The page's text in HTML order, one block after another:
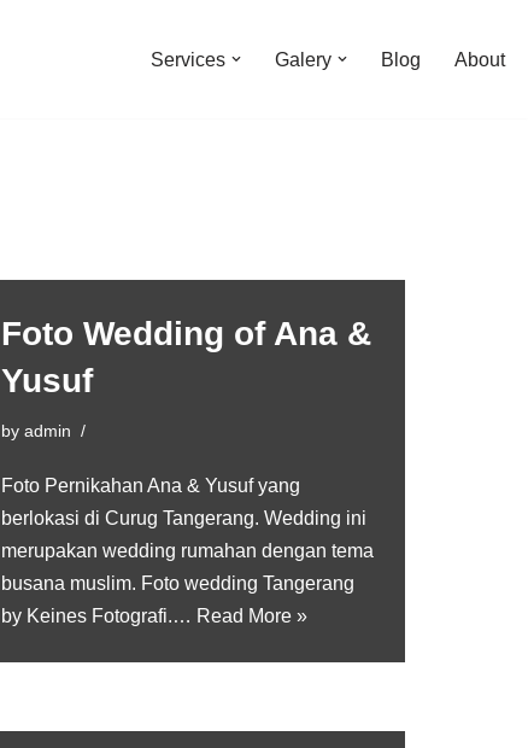
Services Galery Blog About
Foto Wedding of Ana &
Yusuf
by admin
Foto Pernikahan Ana & Yusuf yang
berlokasi di Curug Tangerang. Wedding ini
merupakan wedding rumahan dengan tema
busana muslim. Foto wedding Tangerang
by Keines Fotografi.… Read More »